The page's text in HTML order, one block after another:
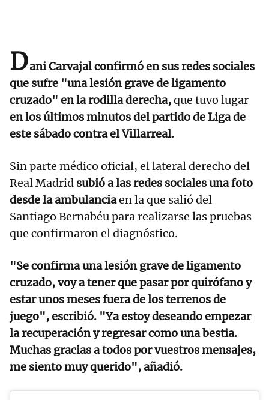
Dani Carvajal confirmó en sus redes sociales
que sufre "una lesión grave de ligamento
cruzado" en la rodilla derecha,que tuvo lugar
en los últimos minutos del partido de Liga de
este sábado contra el Villarreal.
Sin parte médico oficial, el lateral derecho del
Real Madrid subió a las redes sociales una foto
desde la ambulanciaen la que salió del
Santiago Bernabéu para realizarse las pruebas
que confirmaron el diagnóstico.
"Se confirma una lesión grave de ligamento
cruzado, voy a tener que pasar por quirófano y
estar unos meses fuera de los terrenos de
juego", escribió. "Ya estoy deseando empezar
la recuperación y regresar como una bestia.
Muchas gracias a todos por vuestros mensajes,
me siento muy querido", añadió.